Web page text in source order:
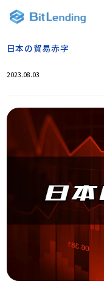
日本の貿易赤字
2023.08.03